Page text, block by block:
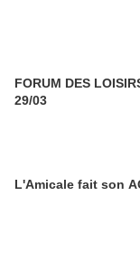
FORUM DES
29/03
L'Amicale fait son